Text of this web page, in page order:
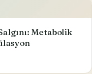
Metabolik